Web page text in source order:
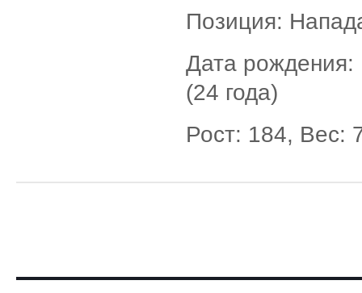
Позиция:
Дата рождения:
(24 года)
Рост: 184, Вес: